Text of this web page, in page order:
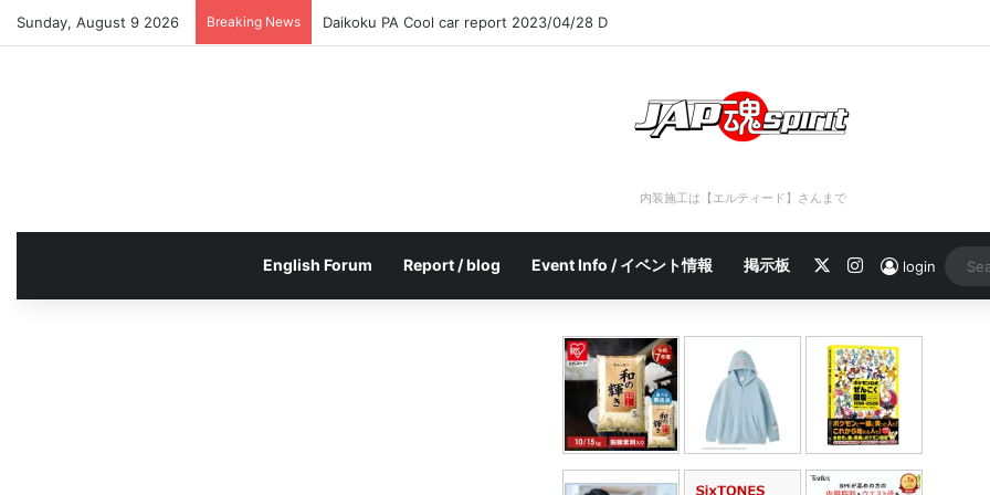
Sunday, August 9 2026 Breaking News Daikoku PA Cool car report 2023/04/28 C
内装施工は【エルティード】さんまで
English Forum Report / blog Event Info / イベント情報 掲示板 Instagram
login